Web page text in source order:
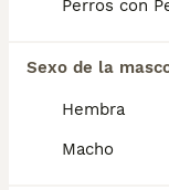
Perros con
Sexo de la
Hembra
Macho
¿Por